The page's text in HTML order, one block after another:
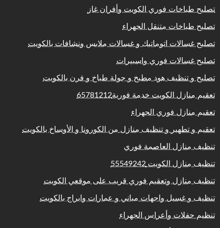
تصليح طباخات فوري الكويت وأفران غاز
تصليح طباخات متنقل الجهراء
تصليح غسالات اتوماتيك و غسالات ملابس ونشافات بالكويت
تصليح غسالات فوري واسبيرات
تصليح و تنظيف هود مطبخ و جولة طباخ و فرن بالكويت
تعقيم منازل الكويت خدمة فورية65781212
تعقيم منازل فوري الجهراء
تعقيم و تطهير و تنظيف منازل من الكورونا و الأوساخ بالكويت
تنظيف منازل العاصمة فوري
تنظيف منازل الكويت 55549242
تنظيف منازل وتعقيم فوري قريب على موقعي الكويت
تنظيف و غسيل واجهات مباني و عمارات وابراج بالكويت
تنظيم حفلات وأعراس الجهراء